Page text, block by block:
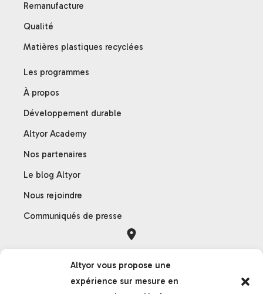
Altyor vous propose une
expérience sur mesure en
Remanufacture
Qualité
Matières plastiques recyclées
Les programmes
À propos
Développement durable
Altyor Academy
Nos partenaires
Le blog Altyor
Nous rejoindre
Communiqués de presse
121 rue des Hêtres
45590 Saint-Cyr-en-Val